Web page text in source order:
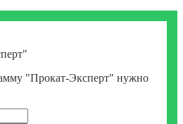
"Прокат-Эксперт" нужно